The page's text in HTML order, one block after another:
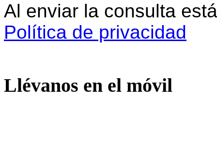
Al enviar la consulta
Política de privacidad
Llévanos en el móvil